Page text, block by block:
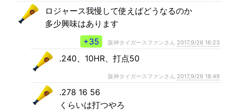
ロジャース我慢して使えばどうなるのか
多少興味はあります
+35
阪神タイガースファンさん 2017,9/26 16:23
.240、10HR、打点50
阪神タイガースファンさん 2017,9/26 18:49
.278 16 56
くらいは打つやろ